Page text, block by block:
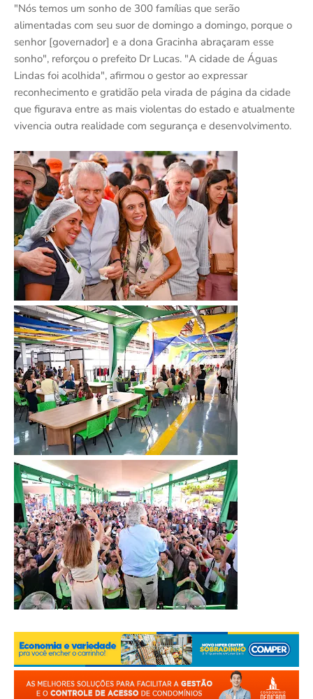
"Nós temos um sonho de 300 famílias que serão
alimentadas com seu suor de domingo a domingo, porque o
senhor [governador] e a dona Gracinha abraçaram esse
sonho", reforçou o prefeito Dr Lucas. "A cidade de Águas
Lindas foi acolhida", afirmou o gestor ao expressar
reconhecimento e gratidão pela virada de página da cidade
que figurava entre as mais violentas do estado e atualmente
vivencia outra realidade com segurança e desenvolvimento.